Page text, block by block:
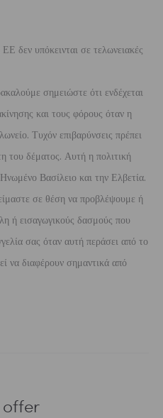
δεν υπόκεινται σε τελωνειακές
σημειώστε ότι ενδέχεται
και τους φόρους όταν η
Τυχόν επιβαρύνσεις πρέπει
του δέματος. Αυτή η πολιτική
Βασίλειο και την Ελβετία.
σε θέση να προβλέψουμε ή
ή εισαγωγικούς δασμούς που
σας όταν αυτή περάσει από το
να διαφέρουν σημαντικά από